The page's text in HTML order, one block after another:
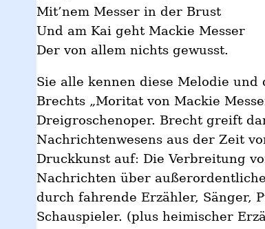
Mit’nem Messer in der Brust
Und am Kai geht Mackie Messer
Der von allem nichts gewusst.
Sie alle kennen diese Melodie und
Brechts „Moritat von Mackie
Dreigroschenoper. Brecht greift
Nachrichtenwesens aus der Zeit
Druckkunst auf: Die Verbreitung
Nachrichten über
durch fahrende Erzähler, Sänger,
Schauspieler. (plus heimischer